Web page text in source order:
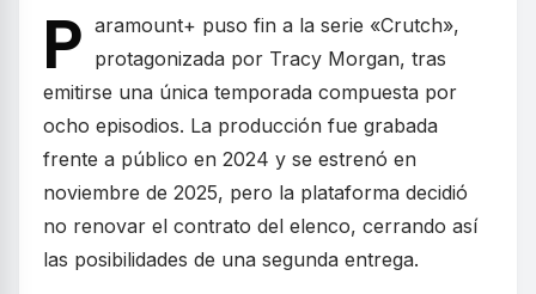
P aramount+ puso fin a la serie «Crutch»,
protagonizada por Tracy Morgan, tras
emitirse una única temporada compuesta por
ocho episodios. La producción fue grabada
frente a público en 2024 y se estrenó en
noviembre de 2025, pero la plataforma decidió
no renovar el contrato del elenco, cerrando así
las posibilidades de una segunda entrega.